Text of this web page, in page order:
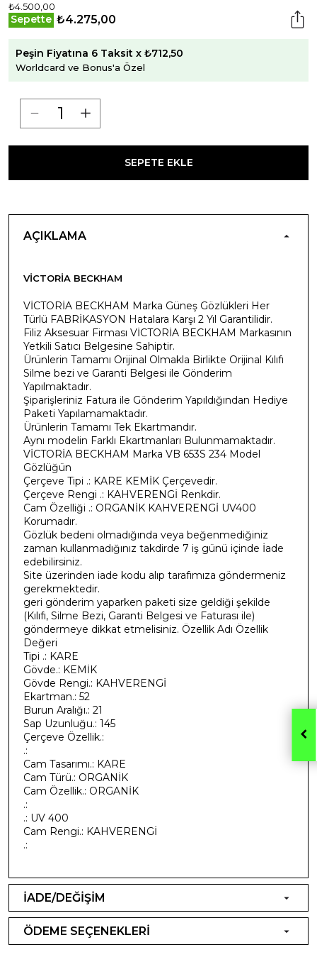
₺4.500,00
Sepette ₺4.275,00
Peşin Fiyatına 6 Taksit x ₺712,50
Worldcard ve Bonus'a Özel
SEPETE EKLE
AÇIKLAMA
VICTORIA BECKHAM
VİCTORİA BECKHAM Marka Güneş Gözlükleri Her
Türlü FABRİKASYON Hatalara Karşı 2 Yıl Garantilidir.
Filiz Aksesuar Firması VİCTORİA BECKHAM Markasının
Yetkili Satıcı Belgesine Sahiptir.
Ürünlerin Tamamı Orijinal Olmakla Birlikte Orijinal Kılıfı
Silme bezi ve Garanti Belgesi ile Gönderim
Yapılmaktadır.
Şiparişleriniz Fatura ile Gönderim Yapıldığından Hediye
Paketi Yapılamamaktadır.
Ürünlerin Tamamı Tek Ekartmandır.
Aynı modelin Farklı Ekartmanları Bulunmamaktadır.
VİCTORİA BECKHAM Marka VB 653S 234 Model
Gözlüğün
Çerçeve Tipi .: KARE KEMİK Çerçevedir.
Çerçeve Rengi .: KAHVERENGİ Renkdir.
Cam Özelliği .: ORGANİK KAHVERENGİ UV400
Korumadır.
Gözlük bedeni olmadığında veya beğenmediğiniz
zaman kullanmadığınız takdirde 7 iş günü içinde İade
edebilirsiniz.
Site üzerinden iade kodu alıp tarafımıza göndermeniz
gerekmektedir.
geri gönderim yaparken paketi size geldiği şekilde
(Kılıfı, Silme Bezi, Garanti Belgesi ve Faturası ile)
göndermeye dikkat etmelisiniz. Özellik Adı Özellik
Değeri
Tipi .: KARE
Gövde.: KEMİK
Gövde Rengi.: KAHVERENGİ
Ekartman.: 52
Burun Aralığı.: 21
Sap Uzunluğu.: 145
Çerçeve Özellik.:
.:
Cam Tasarımı.: KARE
Cam Türü.: ORGANİK
Cam Özellik.: ORGANİK
.:
.: UV 400
Cam Rengi.: KAHVERENGİ
.:
İADE/DEĞİŞİM
ÖDEME SEÇENEKLERİ